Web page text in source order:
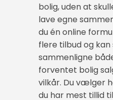
bolig, uden at
lave egne
du én online
flere tilbud og kan
sammenligne
forventet bolig
vilkår. Du vælger
du har mest tillid